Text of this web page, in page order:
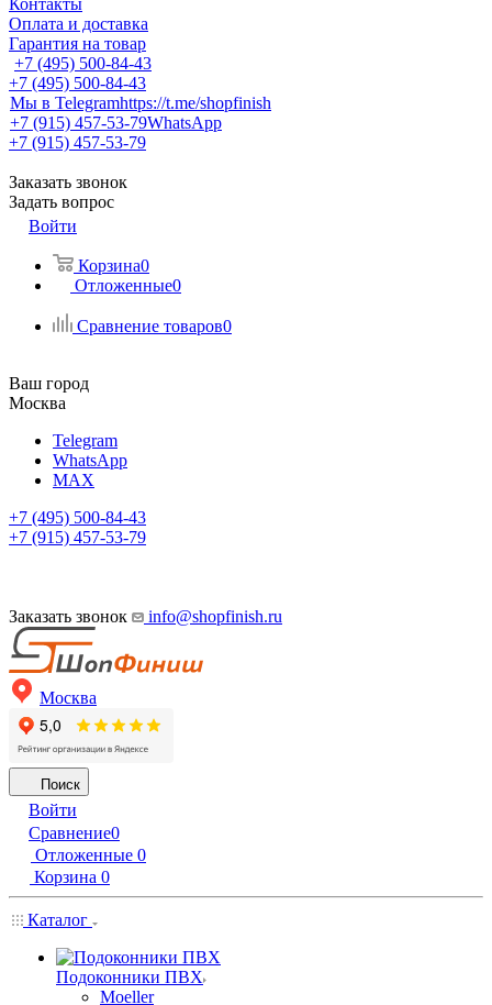
Контакты
Оплата и доставка
Гарантия на товар
+7 (495) 500-84-43
+7 (495) 500-84-43
Мы в Telegramhttps://t.me/shopfinish
+7 (915) 457-53-79WhatsApp
+7 (915) 457-53-79
Заказать звонок
Задать вопрос
Войти
Корзина0
Отложенные0
Сравнение товаров0
Ваш город
Москва
Telegram
WhatsApp
MAX
+7 (495) 500-84-43
+7 (915) 457-53-79
Заказать звонок info@shopfinish.ru
Москва
Поиск
Войти
Сравнение0
Отложенные 0
Корзина 0
Каталог
Подоконники ПВХ
Moeller